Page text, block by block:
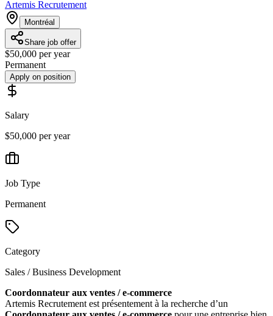
Artemis Recrutement
Montréal
Share job offer
$50,000 per year
Permanent
Apply on position
Salary
$50,000 per year
Job Type
Permanent
Category
Sales / Business Development
Coordonnateur aux ventes / e-commerce
Artemis Recrutement est présentement à la recherche d’un